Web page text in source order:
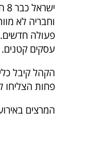
וחבריה לא
פעולה
עסקים קטנים.
הקהל קיבל
פחות הצליחו
המרצים